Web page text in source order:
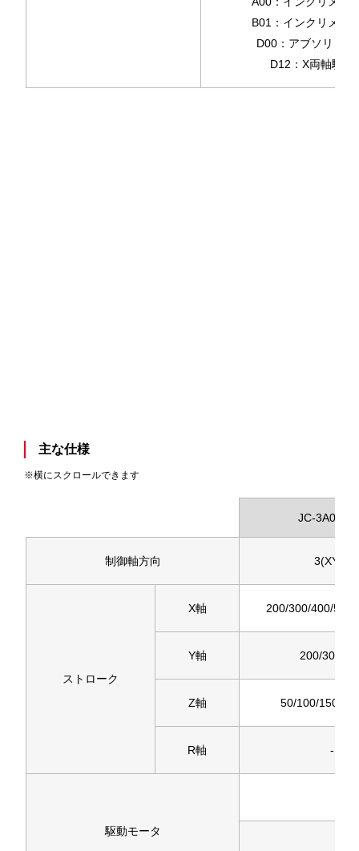
B01：インクリメン
D00：アブソリュ
D12：X両軸駆
主な仕様
※横にスクロールできます
JC-3A00-
制御軸方向 3(XYZ)
ストローク
X軸 200/300/400/500/
Y軸 200/300
Z軸 50/100/150/
R軸 -
駆動モータ